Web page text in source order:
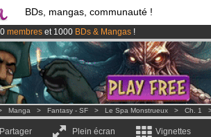
BDs, mangas, communauté !
membres et 1000 BDs & Mangas !
premium: à partir de3.95 eurospar mois !Clique ici
Amilova est désormais lancé
Manga > Fantasy - SF > Le Spa Monstrueux > Ch. 1
Partager Plein écran Vignettes